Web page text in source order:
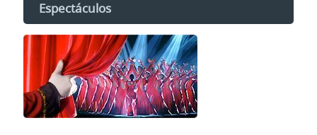
Espectáculos